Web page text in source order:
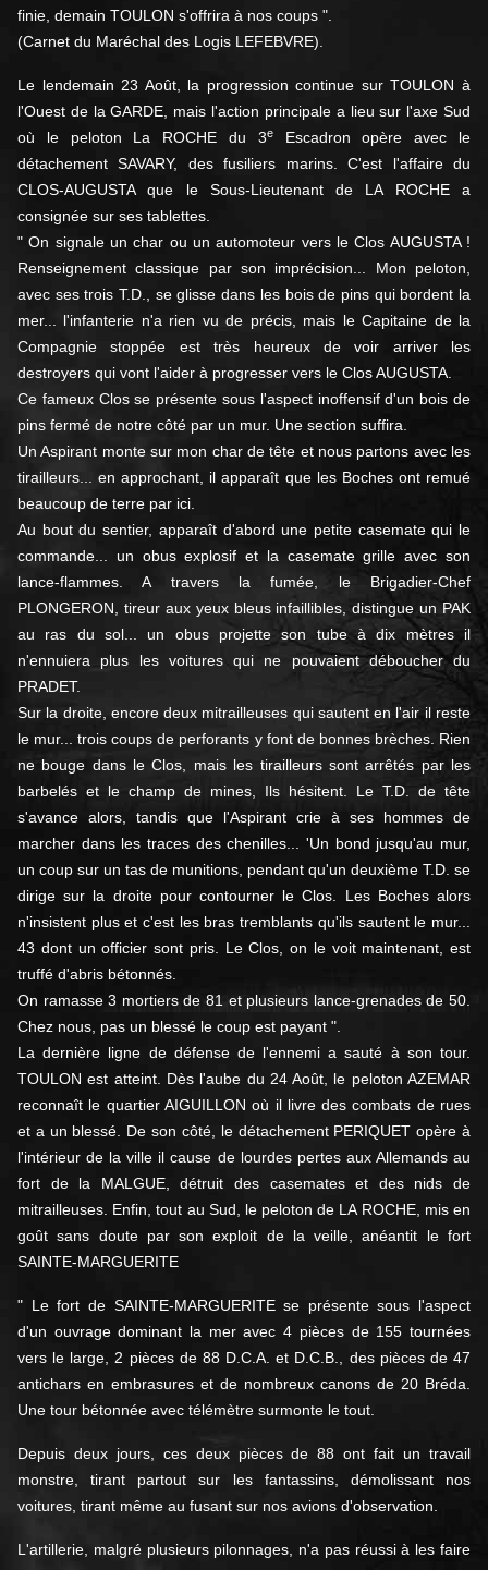
finie, demain TOULON s'offrira à nos coups ".
(Carnet du Maréchal des Logis LEFEBVRE).
Le lendemain 23 Août, la progression continue sur TOULON à
l'Ouest de la GARDE, mais l'action principale a lieu sur l'axe Sud
où le peloton La ROCHE du 3eEscadron opère avec le
détachement SAVARY, des fusiliers marins. C'est l'affaire du
CLOS-AUGUSTA que le Sous-Lieutenant de LA ROCHE a
consignée sur ses tablettes.
" On signale un char ou un automoteur vers le Clos AUGUSTA !
Renseignement classique par son imprécision... Mon peloton,
avec ses trois T.D., se glisse dans les bois de pins qui bordent la
mer... l'infanterie n'a rien vu de précis, mais le Capitaine de la
Compagnie stoppée est très heureux de voir arriver les
destroyers qui vont l'aider à progresser vers le Clos AUGUSTA.
Ce fameux Clos se présente sous l'aspect inoffensif d'un bois de
pins fermé de notre côté par un mur. Une section suffira.
Un Aspirant monte sur mon char de tête et nous partons avec les
tirailleurs... en approchant, il apparaît que les Boches ont remué
beaucoup de terre par ici.
Au bout du sentier, apparaît d'abord une petite casemate qui le
commande... un obus explosif et la casemate grille avec son
lance-flammes. A travers la fumée, le Brigadier-Chef
PLONGERON, tireur aux yeux bleus infaillibles, distingue un PAK
au ras du sol... un obus projette son tube à dix mètres il
n'ennuiera plus les voitures qui ne pouvaient déboucher du
PRADET.
Sur la droite, encore deux mitrailleuses qui sautent en l'air il reste
le mur... trois coups de perforants y font de bonnes brèches. Rien
ne bouge dans le Clos, mais les tirailleurs sont arrêtés par les
barbelés et le champ de mines, Ils hésitent. Le T.D. de tête
s'avance alors, tandis que l'Aspirant crie à ses hommes de
marcher dans les traces des chenilles... 'Un bond jusqu'au mur,
un coup sur un tas de munitions, pendant qu'un deuxième T.D. se
dirige sur la droite pour contourner le Clos. Les Boches alors
n'insistent plus et c'est les bras tremblants qu'ils sautent le mur...
43 dont un officier sont pris. Le Clos, on le voit maintenant, est
truffé d'abris bétonnés.
On ramasse 3 mortiers de 81 et plusieurs lance-grenades de 50.
Chez nous, pas un blessé le coup est payant ".
La dernière ligne de défense de l'ennemi a sauté à son tour.
TOULON est atteint. Dès l'aube du 24 Août, le peloton AZEMAR
reconnaît le quartier AIGUILLON où il livre des combats de rues
et a un blessé. De son côté, le détachement PERIQUET opère à
l'intérieur de la ville il cause de lourdes pertes aux Allemands au
fort de la MALGUE, détruit des casemates et des nids de
mitrailleuses. Enfin, tout au Sud, le peloton de LA ROCHE, mis en
goût sans doute par son exploit de la veille, anéantit le fort
SAINTE-MARGUERITE
" Le fort de SAINTE-MARGUERITE se présente sous l'aspect
d'un ouvrage dominant la mer avec 4 pièces de 155 tournées
vers le large, 2 pièces de 88 D.C.A. et D.C.B., des pièces de 47
antichars en embrasures et de nombreux canons de 20 Bréda.
Une tour bétonnée avec télémètre surmonte le tout.
Depuis deux jours, ces deux pièces de 88 ont fait un travail
monstre, tirant partout sur les fantassins, démolissant nos
voitures, tirant même au fusant sur nos avions d'observation.
L'artillerie, malgré plusieurs pilonnages, n'a pas réussi à les faire